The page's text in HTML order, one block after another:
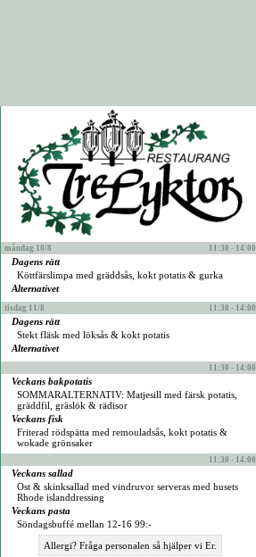
måndag 10/8 11:30 - 14:00
Dagens rätt
Köttfärslimpa med gräddsås, kokt potatis & gurka
Alternativet
tisdag 11/8 11:30 - 14:00
Dagens rätt
Stekt fläsk med löksås & kokt potatis
Alternativet
11:30 - 14:00
Veckans bakpotatis
SOMMARALTERNATIV: Matjesill med färsk potatis,
gräddfil, gräslök & rädisor
Veckans fisk
Friterad rödspätta med remouladsås, kokt potatis &
wokade grönsaker
11:30 - 14:00
Veckans sallad
Ost & skinksallad med vindruvor serveras med husets
Rhode islanddressing
Veckans pasta
Söndagsbuffé mellan 12-16 99:-
Allergi? Fråga personalen så hjälper vi Er.